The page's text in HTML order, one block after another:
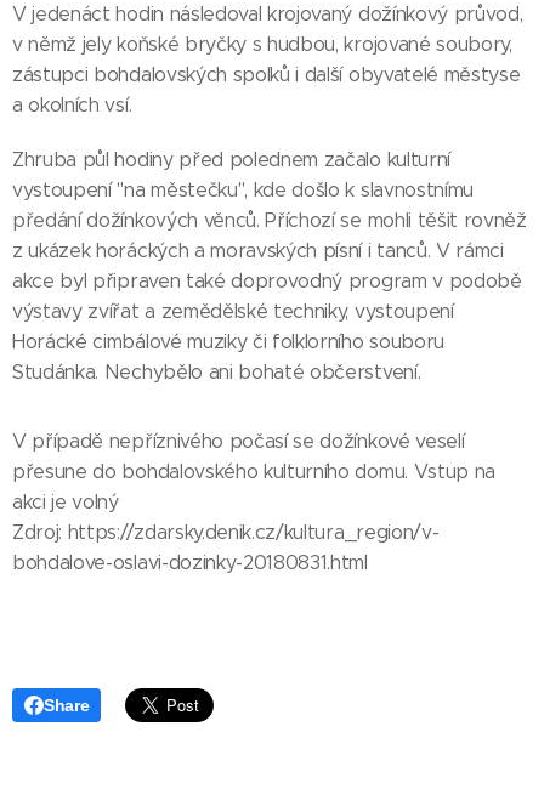
V jedenáct hodin následoval krojovaný dožínkový průvod,
v němž jely koňské bryčky s hudbou, krojované soubory,
zástupci bohdalovských spolků i další obyvatelé městyse
a okolních vsí.
Zhruba půl hodiny před polednem začalo kulturní
vystoupení "na městečku", kde došlo k slavnostnímu
předání dožínkových věnců. Příchozí se mohli těšit rovněž
z ukázek horáckých a moravských písní i tanců. V rámci
akce byl připraven také doprovodný program v podobě
výstavy zvířat a zemědělské techniky, vystoupení
Horácké cimbálové muziky či folklorního souboru
Studánka. Nechybělo ani bohaté občerstvení.
V případě nepříznivého počasí se dožínkové veselí
přesune do bohdalovského kulturního domu. Vstup na
akci je volný
Zdroj: https://zdarsky.denik.cz/kultura_region/v-
bohdalove-oslavi-dozinky-20180831.html
Share